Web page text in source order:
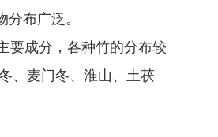
布广泛。
要成分，各种竹的分布较
、麦门冬、淮山、土茯